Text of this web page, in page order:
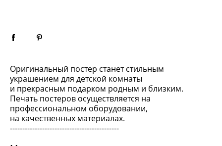
Оригинальный постер станет стильным
украшением для детской комнаты
и прекрасным подарком родным и близким.
Печать постеров осуществляется на
профессиональном оборудовании,
на качественных материалах.
--------------------------------------------